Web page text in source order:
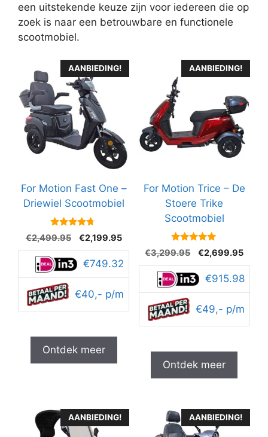
een uitstekende keuze zijn voor iedereen die op
zoek is naar een betrouwbare en functionele
scootmobiel.
AANBIEDING!
For Motion Fast One –
Driewiel Scootmobiel
4.5
van 5
€2,499.95
Oorspronkelijke
prijs
was:
€2,499.95.
€2,199.95Huidige
prijs
is:
€2,199.95.
€749.32
€40,- p/m
Ontdek meer
AANBIEDING!
For Motion Trice – De
Stoere Trike
Scootmobiel
4.9
van 5
€3,299.95
Oorspronkelijke
prijs
was:
€3,299.95.
€2,699.95
prijs
is:
€915.98
€49,- p/m
Ontdek meer
AANBIEDING! AANBIEDING!